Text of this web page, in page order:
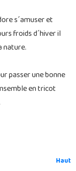
s´amuser et
froids d´hiver il
nature.
passer une bonne
en tricot
Haut